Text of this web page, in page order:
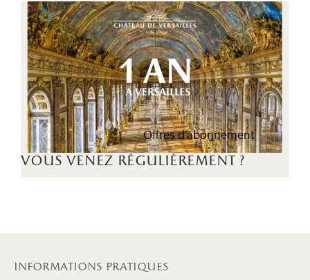
vous venez régulièrement ?
Offres d'abonnement
informations pratiques